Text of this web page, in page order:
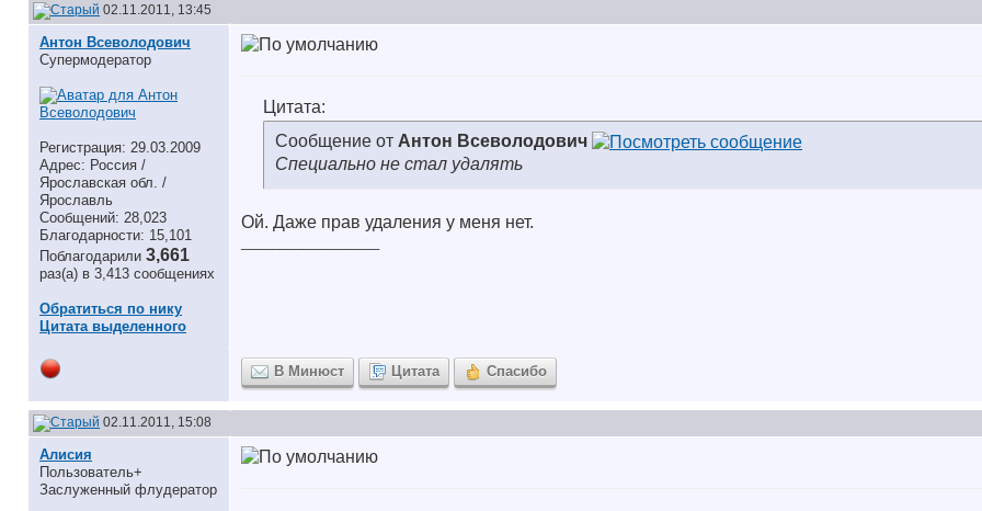
02.11.2011, 13:45
Антон Всеволодович
Супермодератор
Регистрация: 29.03.2009
Адрес: Россия /
Ярославская обл. /
Ярославль
Сообщений: 28,023
Благодарности: 15,101
Поблагодарили 3,661
раз(а) в 3,413 сообщениях
Обратиться по нику
Цитата выделенного
Цитата:
Сообщение от Антон Всеволодович
Специально не стал удалять
Ой. Даже прав удаления у меня нет.
В Минюст Цитата Спасибо
02.11.2011, 15:08
Алисия
Пользователь+
Заслуженный флудератор